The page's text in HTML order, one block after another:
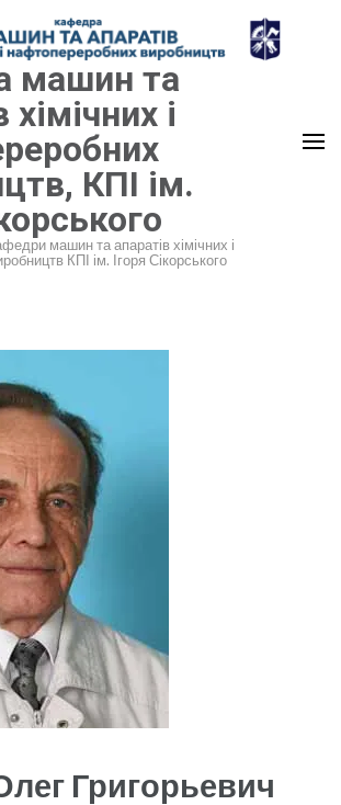
машин та
хімічних і
КПІ ім.
машин та апаратів хімічних і
КПІ ім. Ігоря Сікорського
Григорьевич